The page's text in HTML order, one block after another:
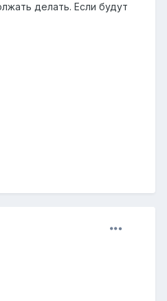
делать. Если будут